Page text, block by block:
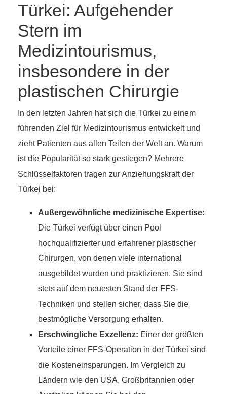
Türkei: Aufgehender
Stern im
Medizintourismus,
insbesondere in der
plastischen Chirurgie
In den letzten Jahren hat sich die Türkei zu einem
führenden Ziel für Medizintourismus entwickelt und
zieht Patienten aus allen Teilen der Welt an. Warum
ist die Popularität so stark gestiegen? Mehrere
Schlüsselfaktoren tragen zur Anziehungskraft der
Türkei bei:
Außergewöhnliche medizinische Expertise:
Die Türkei verfügt über einen Pool
hochqualifizierter und erfahrener plastischer
Chirurgen, von denen viele international
ausgebildet wurden und praktizieren. Sie sind
stets auf dem neuesten Stand der FFS-
Techniken und stellen sicher, dass Sie die
bestmögliche Versorgung erhalten.
Erschwingliche Exzellenz: Einer der größten
Vorteile einer FFS-Operation in der Türkei sind
die Kosteneinsparungen. Im Vergleich zu
Ländern wie den USA, Großbritannien oder